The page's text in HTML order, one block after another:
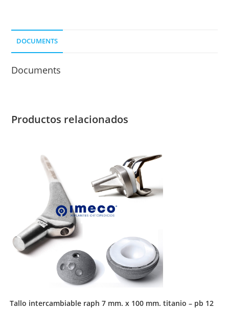
70
MM.
DOCUMENTS
Documents
Productos relacionados
tallo intercambiable raph 7 mm. x 100 mm. titanio – pb 12